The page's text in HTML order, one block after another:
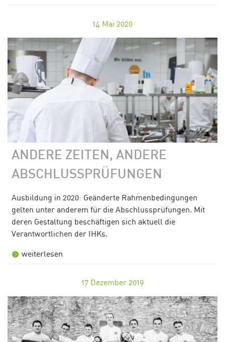
14 Mai 2020
ANDERE ZEITEN, ANDERE
ABSCHLUSSPRÜFUNGEN
Ausbildung in 2020: Geänderte Rahmenbedingungen
gelten unter anderem für die Abschlussprüfungen. Mit
deren Gestaltung beschäftigen sich aktuell die
Verantwortlichen der IHKs.
weiterlesen
17 Dezember 2019